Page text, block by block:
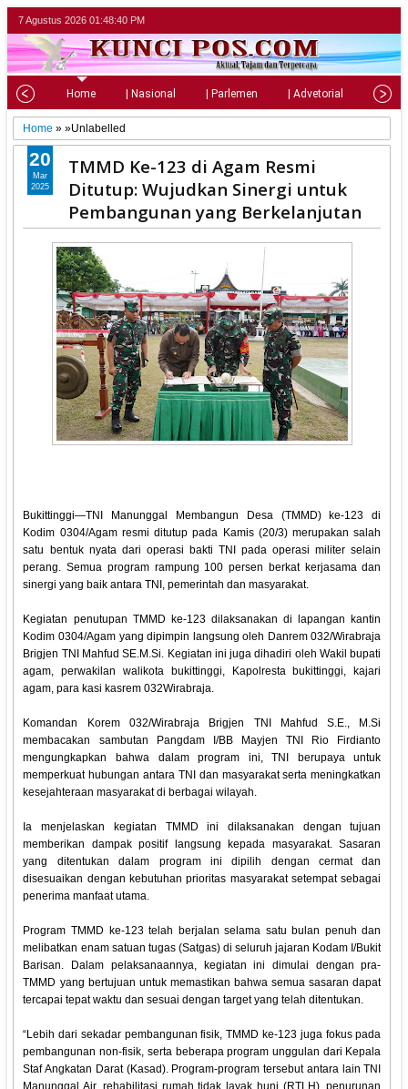
7 Agustus 2026 01:48:41 PM
Home | Nasional | Parlemen | Advetorial |
Home » »Unlabelled
TMMD Ke-123 di Agam Resmi
Ditutup: Wujudkan Sinergi untuk
Pembangunan yang Berkelanjutan
Bukittinggi—TNI Manunggal Membangun Desa (TMMD) ke-123 di
Kodim 0304/Agam resmi ditutup pada Kamis (20/3) merupakan salah
satu bentuk nyata dari operasi bakti TNI pada operasi militer selain
perang. Semua program rampung 100 persen berkat kerjasama dan
sinergi yang baik antara TNI, pemerintah dan masyarakat.
Kegiatan penutupan TMMD ke-123 dilaksanakan di lapangan kantin
Kodim 0304/Agam yang dipimpin langsung oleh Danrem 032/Wirabraja
Brigjen TNI Mahfud SE.M.Si. Kegiatan ini juga dihadiri oleh Wakil bupati
agam, perwakilan walikota bukittinggi, Kapolresta bukittinggi, kajari
agam, para kasi kasrem 032Wirabraja.
Komandan Korem 032/Wirabraja Brigjen TNI Mahfud S.E., M.Si
membacakan sambutan Pangdam I/BB Mayjen TNI Rio Firdianto
mengungkapkan bahwa dalam program ini, TNI berupaya untuk
memperkuat hubungan antara TNI dan masyarakat serta meningkatkan
kesejahteraan masyarakat di berbagai wilayah.
Ia menjelaskan kegiatan TMMD ini dilaksanakan dengan tujuan
memberikan dampak positif langsung kepada masyarakat. Sasaran
yang ditentukan dalam program ini dipilih dengan cermat dan
disesuaikan dengan kebutuhan prioritas masyarakat setempat sebagai
penerima manfaat utama.
Program TMMD ke-123 telah berjalan selama satu bulan penuh dan
melibatkan enam satuan tugas (Satgas) di seluruh jajaran Kodam I/Bukit
Barisan. Dalam pelaksanaannya, kegiatan ini dimulai dengan pra-
TMMD yang bertujuan untuk memastikan bahwa semua sasaran dapat
tercapai tepat waktu dan sesuai dengan target yang telah ditentukan.
“Lebih dari sekadar pembangunan fisik, TMMD ke-123 juga fokus pada
pembangunan non-fisik, serta beberapa program unggulan dari Kepala
Staf Angkatan Darat (Kasad). Program-program tersebut antara lain TNI
Manunggal Air, rehabilitasi rumah tidak layak huni (RTLH), penurunan
20
Mar
2025